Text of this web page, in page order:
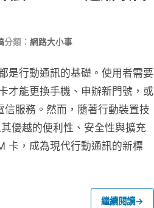
分類： 網路大小事
是行動通訊的基礎。使用者需要
才能更換手機、申辦新門號，或
信服務。然而，隨著行動裝置技
優越的便利性、安全性與擴充
卡，成為現代行動通訊的新標
繼續閱讀→